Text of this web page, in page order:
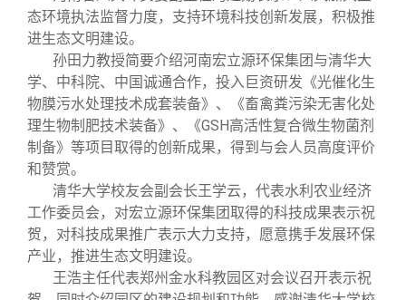
态环境执法监督力度，支持环境科技创新发展，积极推
进生态文明建设。
孙田力教授简要介绍河南宏立源环保集团与清华大
学、中科院、中国诚通合作，投入巨资研发《光催化生
物膜污水处理技术成套装备》、《畜禽粪污染无害化处
理生物制肥技术装备》、《GSH高活性复合微生物菌剂
制备》等项目取得的创新成果，得到与会人员高度评价
和赞赏。
清华大学校友会副会长王学云，代表水利农业经济
工作委员会，对宏立源环保集团取得的科技成果表示祝
贺，对科技成果推广表示大力支持，愿意携手发展环保
产业，推进生态文明建设。
王浩主任代表郑州金水科教园区对会议召开表示祝